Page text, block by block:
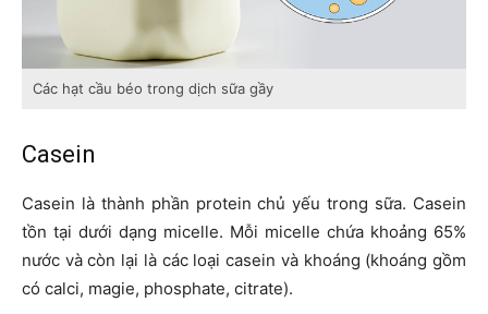
Các hạt cầu béo trong dịch sữa gầy
Casein
Casein là thành phần protein chủ yếu trong sữa. Casein
tồn tại dưới dạng micelle. Mỗi micelle chứa khoảng 65%
nước và còn lại là các loại casein và khoáng (khoáng gồm
có calci, magie, phosphate, citrate).